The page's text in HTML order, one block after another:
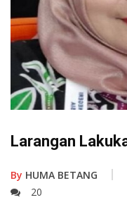
Larangan
By HUMA BETANG
20